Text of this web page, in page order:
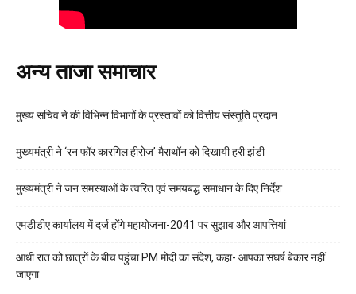
अन्य ताजा समाचार
मुख्य सचिव ने की विभिन्न विभागों के प्रस्तावों को वित्तीय संस्तुति प्रदान
मुख्यमंत्री ने ‘रन फॉर कारगिल हीरोज’ मैराथॉन को दिखायी हरी झंडी
मुख्यमंत्री ने जन समस्याओं के त्वरित एवं समयबद्ध समाधान के दिए निर्देश
एमडीडीए कार्यालय में दर्ज होंगे महायोजना-2041 पर सुझाव और आपत्तियां
आधी रात को छात्रों के बीच पहुंचा PM मोदी का संदेश, कहा- आपका संघर्ष बेकार नहीं
जाएगा